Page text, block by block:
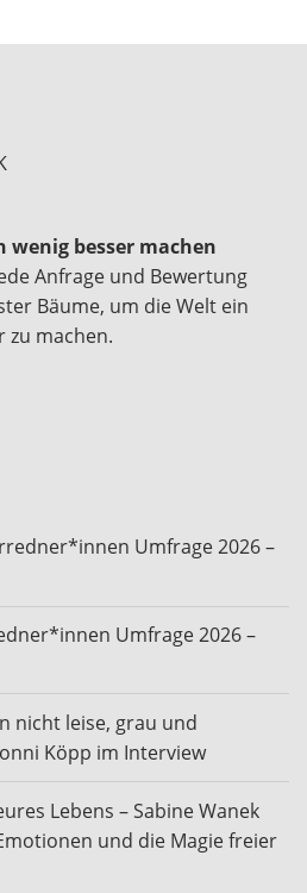
wenig besser machen
Anfrage und Bewertung
Bäume, um die Welt ein
zu machen.
Umfrage 2026 –
Umfrage 2026 –
nicht leise, grau und
Köpp im Interview
Lebens – Sabine Wanek
und die Magie freier